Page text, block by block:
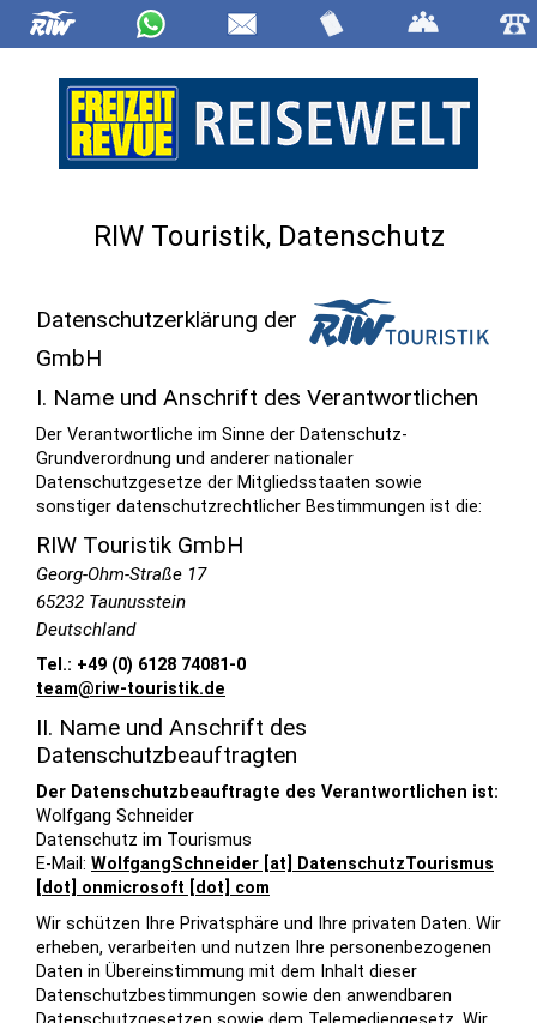
RIW Touristik, Datenschutz
Datenschutzerklärung der
GmbH
I. Name und Anschrift des Verantwortlichen
Der Verantwortliche im Sinne der Datenschutz-
Grundverordnung und anderer nationaler
Datenschutzgesetze der Mitgliedsstaaten sowie
sonstiger datenschutzrechtlicher Bestimmungen ist die:
RIW Touristik GmbH
Georg-Ohm-Straße 17
65232 Taunusstein
Deutschland
Tel.: +49 (0) 6128 74081-0
team@riw-touristik.de
II. Name und Anschrift des
Datenschutzbeauftragten
Der Datenschutzbeauftragte des Verantwortlichen ist:
Wolfgang Schneider
Datenschutz im Tourismus
E-Mail: WolfgangSchneider [at] DatenschutzTourismus
[dot] onmicrosoft [dot] com
Wir schützen Ihre Privatsphäre und Ihre privaten Daten. Wir
erheben, verarbeiten und nutzen Ihre personenbezogenen
Daten in Übereinstimmung mit dem Inhalt dieser
Datenschutzbestimmungen sowie den anwendbaren